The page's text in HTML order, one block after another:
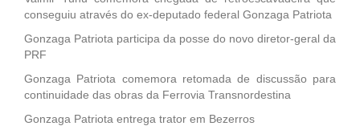
conseguiu através do ex-deputado federal Gonzaga Patriota
Gonzaga Patriota participa da posse do novo diretor-geral da
PRF
Gonzaga Patriota comemora retomada de discussão para
continuidade das obras da Ferrovia Transnordestina
Gonzaga Patriota entrega trator em Bezerros